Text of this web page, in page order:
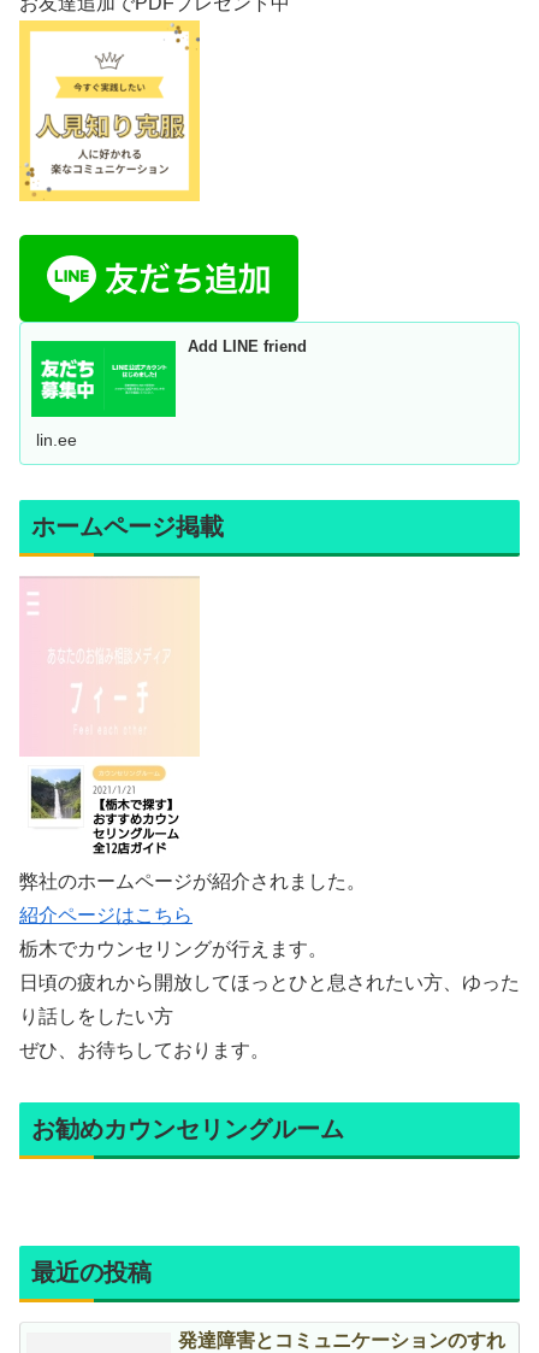
Add LINE friend
lin.ee
ホームページ掲載
弊社のホームページが紹介されました。
紹介ページはこちら
栃木でカウンセリングが行えます。
日頃の疲れから開放してほっとひと息されたい方、ゆった
り話しをしたい方
ぜひ、お待ちしております。
お勧めカウンセリングルーム
最近の投稿
発達障害とコミュニケーションのすれ